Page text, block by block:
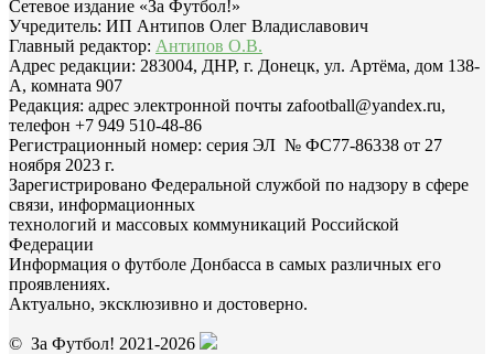
Сетевое издание «За Футбол!»
Учредитель: ИП Антипов Олег Владиславович
Главный редактор: Антипов О.В.
Адрес редакции: 283004, ДНР, г. Донецк, ул. Артёма, дом 138-
А, комната 907
Редакция: адрес электронной почты zafootball@yandex.ru,
телефон +7 949 510-48-86
Регистрационный номер: серия ЭЛ № ФС77-86338 от 27
ноября 2023 г.
Зарегистрировано Федеральной службой по надзору в сфере
связи, информационных
технологий и массовых коммуникаций Российской
Федерации
Информация о футболе Донбасса в самых различных его
проявлениях.
Актуально, эксклюзивно и достоверно.
© За Футбол! 2021-2026